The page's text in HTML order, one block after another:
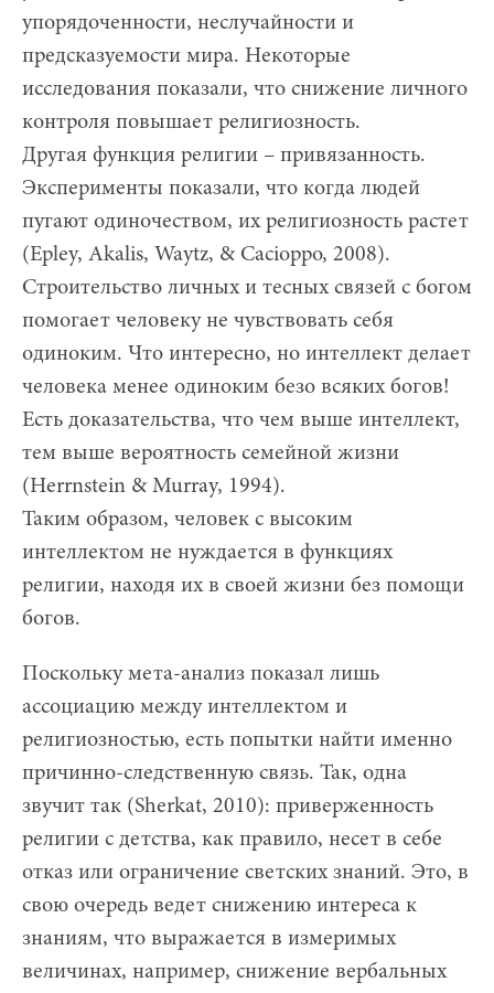
упорядоченности, неслучайности и
предсказуемости мира. Некоторые
исследования показали, что снижение личного
контроля повышает религиозность.
Другая функция религии – привязанность.
Эксперименты показали, что когда людей
пугают одиночеством, их религиозность растет
(Epley, Akalis, Waytz, & Cacioppo, 2008).
Строительство личных и тесных связей с богом
помогает человеку не чувствовать себя
одиноким. Что интересно, но интеллект делает
человека менее одиноким безо всяких богов!
Есть доказательства, что чем выше интеллект,
тем выше вероятность семейной жизни
(Herrnstein & Murray, 1994).
Таким образом, человек с высоким
интеллектом не нуждается в функциях
религии, находя их в своей жизни без помощи
богов.
Поскольку мета-анализ показал лишь
ассоциацию между интеллектом и
религиозностью, есть попытки найти именно
причинно-следственную связь. Так, одна
звучит так (Sherkat, 2010): приверженность
религии с детства, как правило, несет в себе
отказ или ограничение светских знаний. Это, в
свою очередь ведет снижению интереса к
знаниям, что выражается в измеримых
величинах, например, снижение вербальных